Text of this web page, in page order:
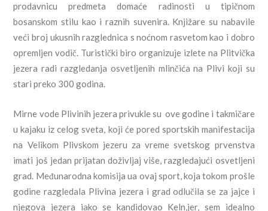
prodavnicu predmeta domaće radinosti u tipičnom
bosanskom stilu kao i raznih suvenira. Knjižare su nabavile
veći broj ukusnih razglednica s noćnom rasvetom kao i dobro
opremljen vodič. Turistički biro organizuje izlete na Plitvička
jezera radi razgledanja osvetljenih mlinčića na Plivi koji su
stari preko 300 godina.
Mirne vode Plivinih jezera privukle su ove godine i takmičare
u kajaku iz celog sveta, koji će pored sportskih manifestacija
na Velikom Plivskom jezeru za vreme svetskog prvenstva
imati još jedan prijatan doživljaj više, razgledajući osvetljeni
grad. Međunarodna komisija ua ovaj sport, koja tokom prošle
godine razgledala Plivina jezera i grad odlučila se za jajce i
njegova jezera iako se kandidovao Keln,jer, sem idealno